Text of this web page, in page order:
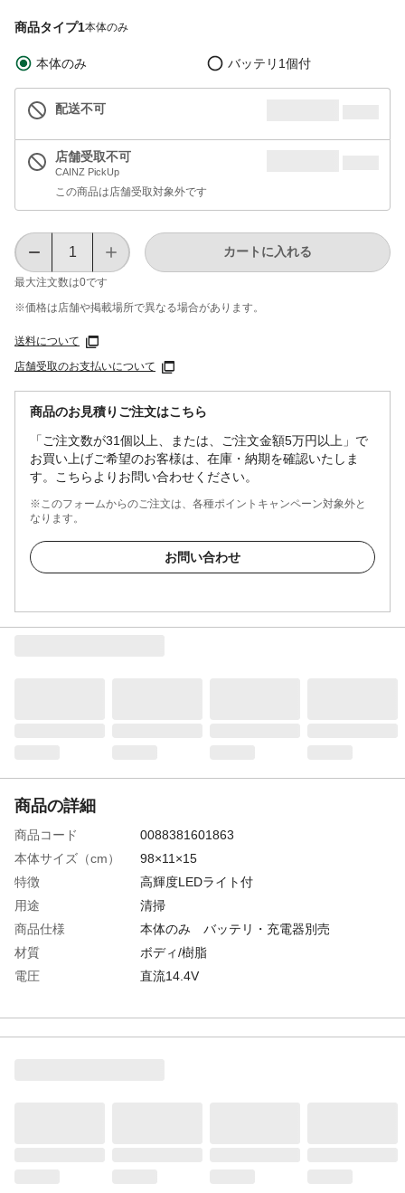
商品タイプ1本体のみ
本体のみ バッテリ1個付
配送不可
店舗受取不可
CAINZ PickUp
この商品は店舗受取対象外です
最大注文数は0です
カートに入れる
※価格は​店舗や​掲載場所で​異なる​場合が​あります。
送料について
店舗受取のお支払いについて
商品のお見積りご注文はこちら
「ご注文数が31個以上、または、ご注文金額5万円以上」で
お買い上げご希望のお客様は、在庫・納期を確認いたしま
す。こちらよりお問い合わせください。
※このフォームからのご注文は、各種ポイントキャンペーン対象外と
なります。
お問い合わせ
商品の詳細
商品コード
0088381601863
本体サイズ（cm）
98×11×15
特徴
高輝度LEDライト付
用途
清掃
商品仕様
本体のみ バッテリ・充電器別売
材質
ボディ/樹脂
電圧
直流14.4V
ル・高機能フィルタ
生産国
中国